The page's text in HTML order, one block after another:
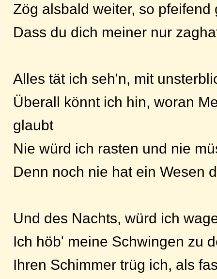
Zög alsbald weiter, so pfeifend
Dass du dich meiner nur
Alles tät ich seh'n, mit
Überall könnt ich hin, woran
glaubt
Nie würd ich rasten und nie
Denn noch nie hat ein Wesen
Und des Nachts, würd ich
Ich höb' meine Schwingen zu
Ihren Schimmer trüg ich, als